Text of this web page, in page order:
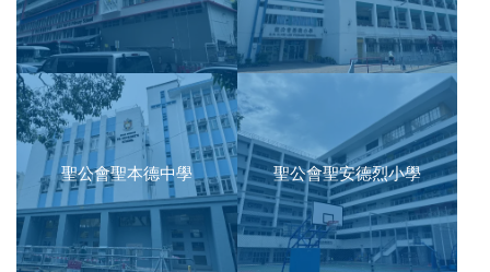
聖公會聖本德中學 聖公會聖安德烈小學